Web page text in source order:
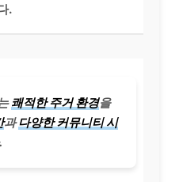
.
쾌적한 주거 환경을
과다양한 커뮤니티 시